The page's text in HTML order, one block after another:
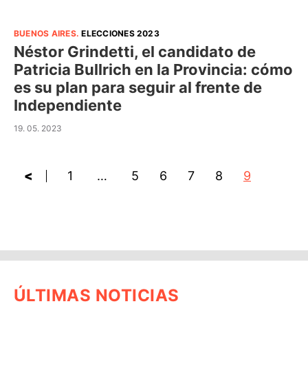
BUENOS AIRES.ELECCIONES 2023
Néstor Grindetti, el candidato de
Patricia Bullrich en la Provincia: cómo
es su plan para seguir al frente de
Independiente
19. 05. 2023
< 1 … 5 6 7 8 9
ÚLTIMAS NOTICIAS